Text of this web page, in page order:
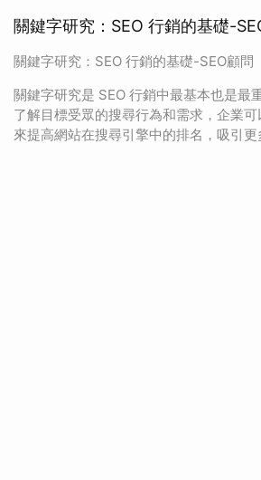
關鍵字研究：SEO 行銷的基礎-
關鍵字研究：SEO 行銷的基礎-SEO顧問
關鍵字研究是 SEO 行銷中最基本也是最
了解目標受眾的搜尋行為和需求，企業
來提高網站在搜尋引擎中的排名，吸引更